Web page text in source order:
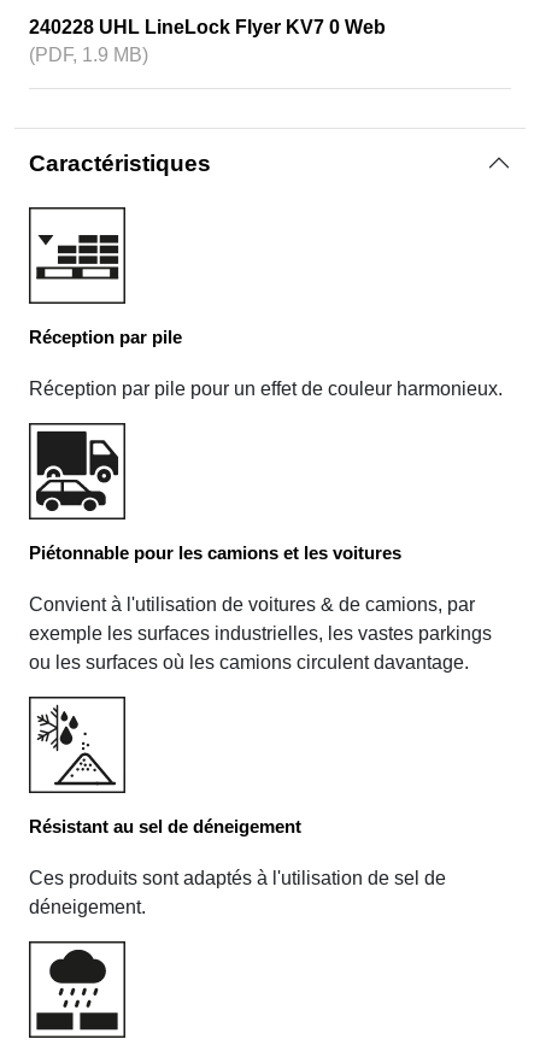
240228 UHL LineLock Flyer KV7 0 Web
(PDF, 1.9 MB)
Caractéristiques
Réception par pile
Réception par pile pour un effet de couleur harmonieux.
Piétonnable pour les camions et les voitures
Convient à l'utilisation de voitures & de camions, par
exemple les surfaces industrielles, les vastes parkings
ou les surfaces où les camions circulent davantage.
Résistant au sel de déneigement
Ces produits sont adaptés à l'utilisation de sel de
déneigement.